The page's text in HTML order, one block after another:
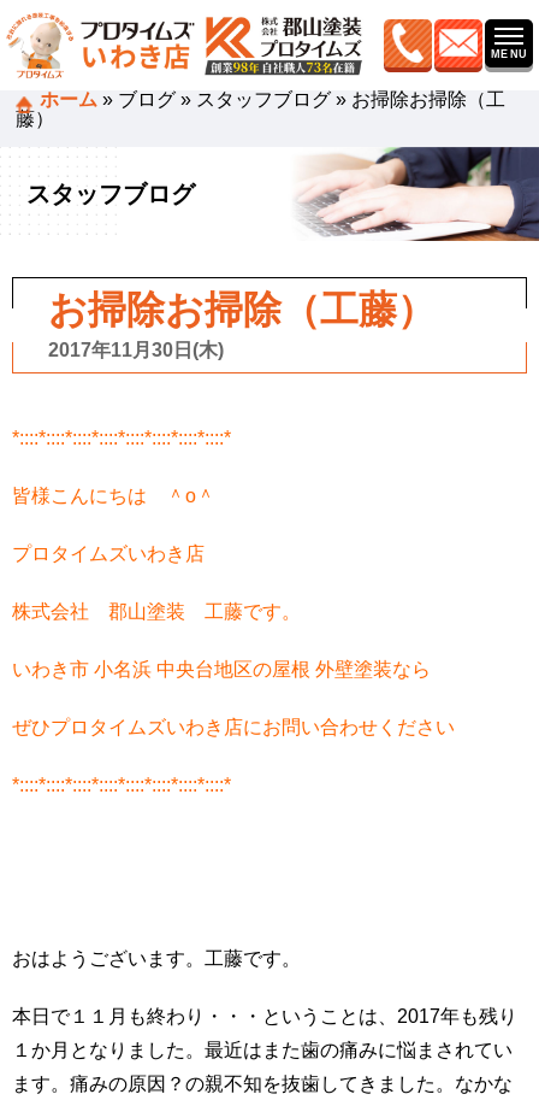
ホーム » ブログ » スタッフブログ » お掃除お掃除（工
藤）
スタッフブログ
お掃除お掃除（工藤）
2017年11月30日(木)
*::::*::::*::::*::::*::::*::::*::::*::::*
皆様こんにちは ＾o＾
プロタイムズいわき店
株式会社 郡山塗装 工藤です。
いわき市 小名浜 中央台地区の屋根 外壁塗装なら
ぜひプロタイムズいわき店にお問い合わせください
*::::*::::*::::*::::*::::*::::*::::*::::*
おはようございます。工藤です。
本日で１１月も終わり・・・ということは、2017年も残り
１か月となりました。最近はまた歯の痛みに悩まされてい
ます。痛みの原因？の親不知を抜歯してきました。なかな